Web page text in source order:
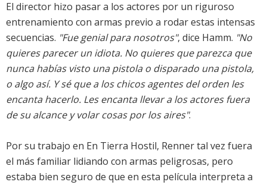
El director hizo pasar a los actores por un riguroso
entrenamiento con armas previo a rodar estas intensas
secuencias. "Fue genial para nosotros", dice Hamm. "No
quieres parecer un idiota. No quieres que parezca que
nunca habías visto una pistola o disparado una pistola,
o algo así. Y sé que a los chicos agentes del orden les
encanta hacerlo. Les encanta llevar a los actores fuera
de su alcance y volar cosas por los aires".
Por su trabajo en En Tierra Hostil, Renner tal vez fuera
el más familiar lidiando con armas peligrosas, pero
estaba bien seguro de que en esta película interpreta a